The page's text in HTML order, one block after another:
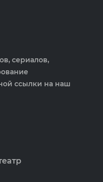
сериалов,
ссылки на наш